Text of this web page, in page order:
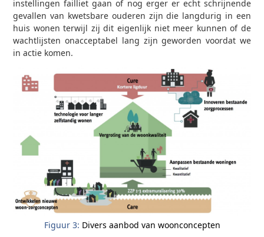
instellingen failliet gaan of nog erger er echt schrijnende
gevallen van kwetsbare ouderen zijn die langdurig in een
huis wonen terwijl zij dit eigenlijk niet meer kunnen of de
wachtlijsten onacceptabel lang zijn geworden voordat we
in actie komen.
Figuur 3: Divers aanbod van woonconcepten